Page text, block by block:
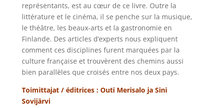
représentants, est au cœur de ce livre. Outre la
littérature et le cinéma, il se penche sur la musique,
le théâtre, les beaux-arts et la gastronomie en
Finlande. Des articles d’experts nous expliquent
comment ces disciplines furent marquées par la
culture française et trouvèrent des chemins aussi
bien parallèles que croisés entre nos deux pays.
Toimittajat / éditrices : Outi Merisalo ja Sini
Sovijärvi